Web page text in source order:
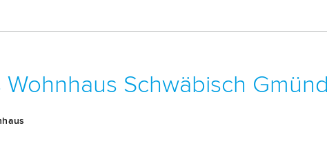
Wohnhaus Schwäbisch Gmünd